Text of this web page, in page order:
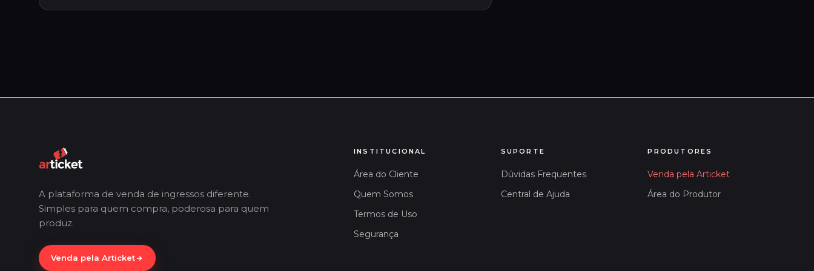
A plataforma de venda de ingressos diferente.
Simples para quem compra, poderosa para quem
produz.
Venda pela Articket
INSTITUCIONAL
Área do Cliente
Quem Somos
Termos de Uso
Segurança
SUPORTE
Dúvidas Frequentes
Central de Ajuda
PRODUTORES
Venda pela Articket
Área do Produtor